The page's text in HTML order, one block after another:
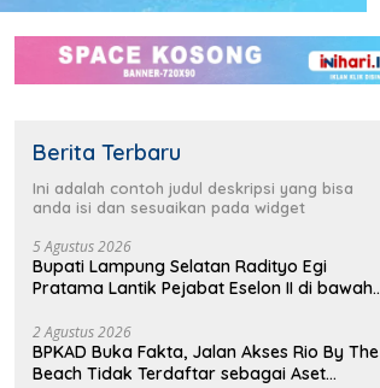
Berita Terbaru
Ini adalah contoh judul deskripsi yang bisa
anda isi dan sesuaikan pada widget
5 Agustus 2026
Bupati Lampung Selatan Radityo Egi
Pratama Lantik Pejabat Eselon II di bawah
2 Agustus 2026
BPKAD Buka Fakta, Jalan Akses Rio By The
Beach Tidak Terdaftar sebagai Aset